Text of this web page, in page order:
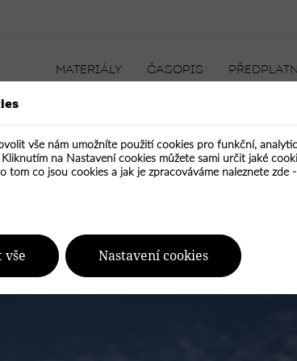
vše nám umožníte použití cookies pro funkční,
na Nastavení cookies můžete sami určit jaké
tom co jsou cookies a jak je zpracováváme naleznete zde -
vše Nastavení cookies
MATERIÁLY ČASOPIS
CIHLA KÁMEN KOV SKLO PLAST
– vlna v krajině